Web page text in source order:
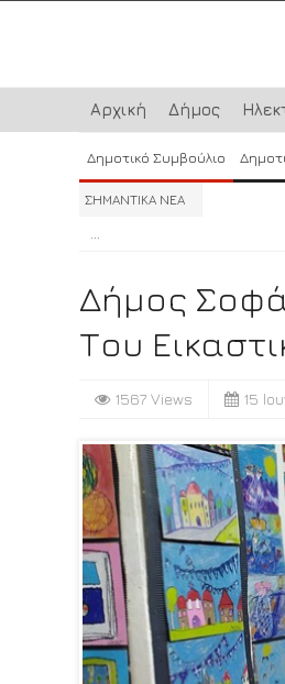
Αρχική Δήμος
Δημοτικό Συμβούλιο
ΣΗΜΑΝΤΙΚΑ ΝΕΑ
...
Δήμος
Του
1567 Views 15